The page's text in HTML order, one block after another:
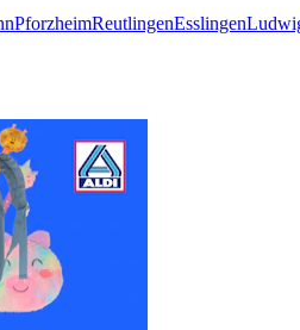
PforzheimReutlingenEsslingen